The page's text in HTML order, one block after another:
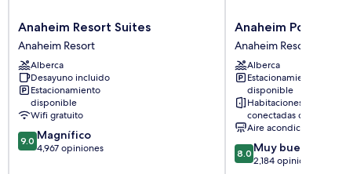
Anaheim
Resort
Suites
Anaheim
Resort
Anaheim Resort Suites
Anaheim Resort
Alberca
Desayuno incluido
Estacionamiento
disponible
Wifi gratuito
9.0
de
9.0 Magnífico
4,967 opiniones
Anaheim
Portofino
Inn
and
Suites
Anaheim
Resort
Anaheim Portofino
Anaheim Resort
Alberca
Estacionamiento
disponible
Habitaciones
conectadas disponibles
Aire acondicionado
8.0
de
8.0 Muy bueno
2,184 opiniones